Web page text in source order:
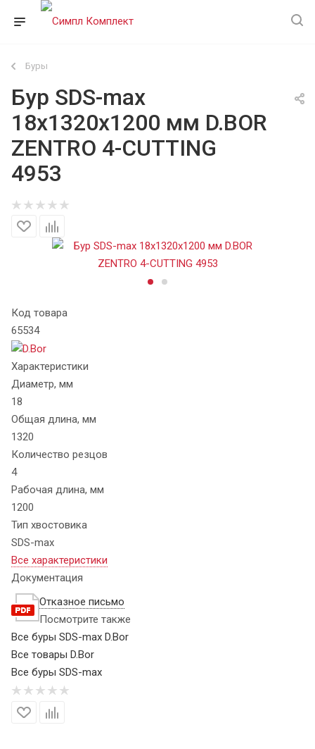
Буры
Бур SDS-max
18х1320х1200 мм D.BOR
ZENTRO 4-CUTTING
4953
Код товара
65534
Характеристики
Диаметр, мм
18
Общая длина, мм
1320
Количество резцов
4
Рабочая длина, мм
1200
Тип хвостовика
SDS-max
Все характеристики
Документация
Отказное письмо
Посмотрите также
Все буры SDS-max D.Bor
Все товары D.Bor
Все буры SDS-max